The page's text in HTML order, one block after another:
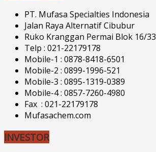
PT. Mufasa Specialties Indonesia
Jalan Raya Alternatif Cibubur
Ruko Kranggan Permai Blok 16/33
Telp : 021-22179178
Mobile-1 : 0878-8418-6501
Mobile-2 : 0899-1996-521
Mobile-3 : 0895-1319-0389
Mobile-4 : 0857-7260-4980
Fax : 021-22179178
Mufasachem.com
INVESTOR